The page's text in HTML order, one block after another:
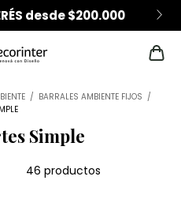
desde $200.000
/ BARRALES AMBIENTE FIJOS /
Simple
46 productos